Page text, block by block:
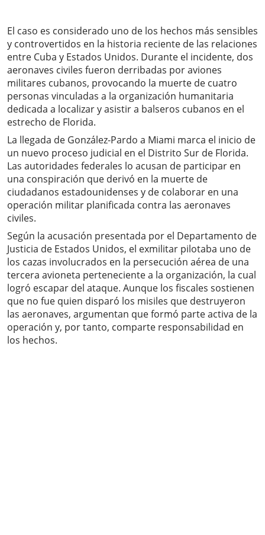
El caso es considerado uno de los hechos más sensibles
y controvertidos en la historia reciente de las relaciones
entre Cuba y Estados Unidos. Durante el incidente, dos
aeronaves civiles fueron derribadas por aviones
militares cubanos, provocando la muerte de cuatro
personas vinculadas a la organización humanitaria
dedicada a localizar y asistir a balseros cubanos en el
estrecho de Florida.
La llegada de González-Pardo a Miami marca el inicio de
un nuevo proceso judicial en el Distrito Sur de Florida.
Las autoridades federales lo acusan de participar en
una conspiración que derivó en la muerte de
ciudadanos estadounidenses y de colaborar en una
operación militar planificada contra las aeronaves
civiles.
Según la acusación presentada por el Departamento de
Justicia de Estados Unidos, el exmilitar pilotaba uno de
los cazas involucrados en la persecución aérea de una
tercera avioneta perteneciente a la organización, la cual
logró escapar del ataque. Aunque los fiscales sostienen
que no fue quien disparó los misiles que destruyeron
las aeronaves, argumentan que formó parte activa de la
operación y, por tanto, comparte responsabilidad en
los hechos.